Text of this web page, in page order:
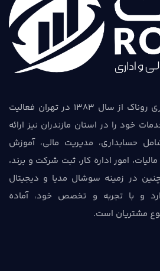
گروه مشاوران مالی و اداری روناک از سال 1383 در تهران فعالیت
خود را در استان مازندران نیز ارائه
حسابداری، مدیریت مالی، آموزش
امور اداره کار، ثبت شرکت و برند،
در زمینه سوشال مدیا و دیجیتال
و با تجربه و تخصص خود، آماده
مشتریان است.